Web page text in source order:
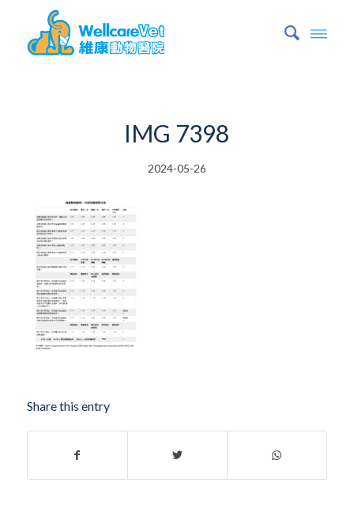
IMG 7398
2024-05-26
Share this entry